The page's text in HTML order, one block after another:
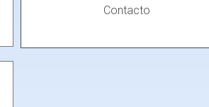
Contacto